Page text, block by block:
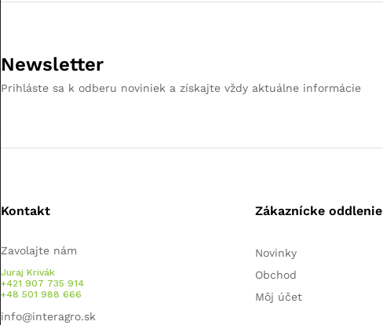
Newsletter
Prihláste sa k odberu noviniek a získajte vždy aktuálne informácie
Kontakt
Zavolajte nám
Juraj Krivák
+421 907 735 914
+48 501 988 666
info@interagro.sk
Zákaznícke oddlenie
Novinky
Obchod
Môj účet